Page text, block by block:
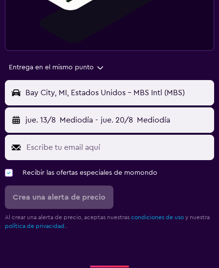
Entrega en el mismo punto
Bay City, MI, Estados Unidos - MBS Intl (MBS)
jue. 13/8 Mediodía - jue. 20/8 Mediodía
Recibir las ofertas especiales de momondo
Crea una alerta de precio
Al crear una alerta de precio, aceptas nuestras condiciones de uso y nuestra
política de privacidad..